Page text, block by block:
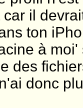
il
ton
à
des
donc